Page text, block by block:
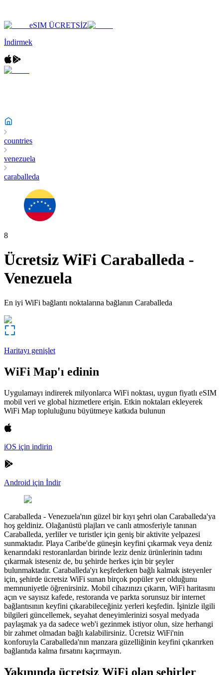
eSIM ÜCRETSİZ
İndirmek
countries
venezuela
caraballeda
8
Ücretsiz WiFi Caraballeda -
Venezuela
En iyi WiFi bağlantı noktalarına bağlanın Caraballeda
Haritayı genişlet
WiFi Map'ı edinin
Uygulamayı indirerek milyonlarca WiFi noktası, uygun fiyatlı eSIM
mobil veri ve global hizmetlere erişin. Etkin noktaları ekleyerek
WiFi Map topluluğunu büyütmeye katkıda bulunun
iOS için indirin
Android için İndir
Caraballeda - Venezuela'nın güzel bir kıyı şehri olan Caraballeda'ya
hoş geldiniz. Olağanüstü plajları ve canlı atmosferiyle tanınan
Caraballeda, yerliler ve turistler için geniş bir aktivite yelpazesi
sunmaktadır. Playa Caribe'de güneşin keyfini çıkarmak veya deniz
kenarındaki restoranlardan birinde leziz deniz ürünlerinin tadını
çıkarmak isteseniz de, bu şehirde herkes için bir şeyler
bulunmaktadır. Caraballeda'yı keşfederken bağlı kalmak isteyenler
için, şehirde ücretsiz WiFi sunan birçok popüler yer olduğunu
memnuniyetle öğrenirsiniz. Mobil cihazınızı çıkarın, WiFi haritasını
açın ve sayısız kafede, restoranda ve parkta sorunsuz bir internet
bağlantısının keyfini çıkarabileceğiniz yerleri keşfedin. İşinizle ilgili
bilgileri güncellemek, seyahat deneyimlerinizi sosyal medyada
paylaşmak ya da sadece web'i gezinmek istiyor olun, size herhangi
bir zahmet olmadan bağlı kalabilirsiniz. Ücretsiz WiFi'nin
konforuyla Caraballeda'nın manzara güzelliğinin keyfini çıkarırken
bağlantıda kalma fırsatını kaçırmayın.
Yakınında ücretsiz WiFi olan şehirler